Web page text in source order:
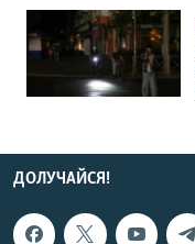
ДОЛУЧАЙСЯ!